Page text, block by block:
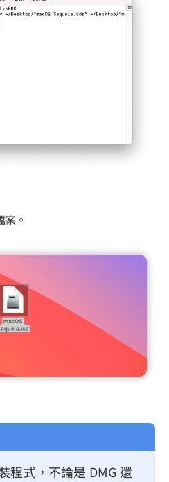
案。
程式，不論是 DMG 還